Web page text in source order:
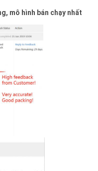
mô hình bán chạy nhất